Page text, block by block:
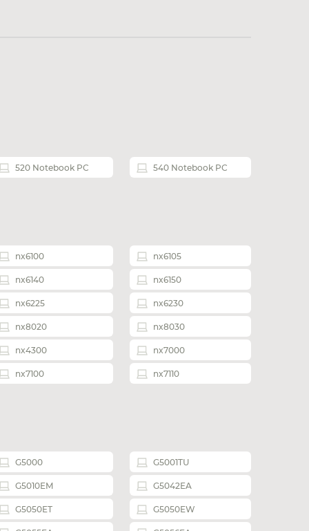
520 Notebook PC 540 Notebook PC
nx6100 nx6105
nx6140 nx6150
nx6225 nx6230
nx8020 nx8030
nx4300 nx7000
nx7100 nx7110
G5000 G5001TU
G5010EM G5042EA
G5050ET G5050EW